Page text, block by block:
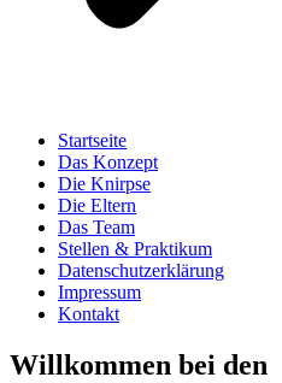
Startseite
Das Konzept
Die Knirpse
Die Eltern
Das Team
Stellen & Praktikum
Datenschutzerklärung
Impressum
Kontakt
Willkommen bei den